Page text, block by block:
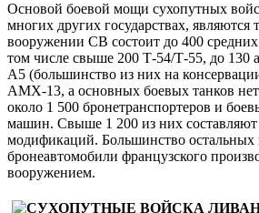
Основой боевой мощи сухопутных
многих других государствах, являются
вооружении СВ состоит до 400
том числе свыше 200 Т-54/Т-55, до 130
А5 (большинство из них на
АМХ-13, а основных боевых танков
около 1 500 бронетранспортеров и
машин. Свыше 1 200 из них
модификаций. Большинство
бронеавтомобили французского
вооружением.